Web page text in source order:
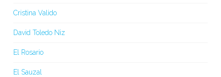
Cristina Valido
David Toledo Niz
El Rosario
El Sauzal